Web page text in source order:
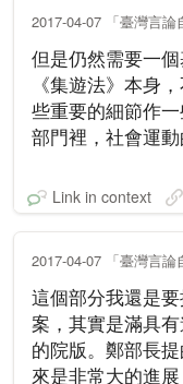
2017-04-07 「臺灣言
但是仍然需要一
《集遊法》本身
些重要的細節作
部門裡，社會運動
Link in context
2017-04-07 「臺灣言
這個部分我還是
案，其實是滿具
的院版。鄭部長
來是非常大的進